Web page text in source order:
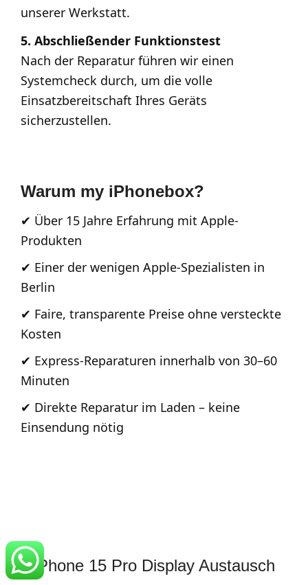
unserer Werkstatt.
5. Abschließender Funktionstest
Nach der Reparatur führen wir einen
Systemcheck durch, um die volle
Einsatzbereitschaft Ihres Geräts
sicherzustellen.
Warum my iPhonebox?
✔ Über 15 Jahre Erfahrung mit Apple-
Produkten
✔ Einer der wenigen Apple-Spezialisten in
Berlin
✔ Faire, transparente Preise ohne versteckte
Kosten
✔ Express-Reparaturen innerhalb von 30–60
Minuten
✔ Direkte Reparatur im Laden – keine
Einsendung nötig
iPhone 15 Pro Display Austausch